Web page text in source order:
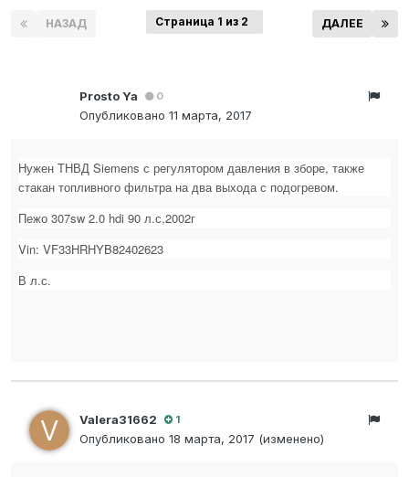
НАЗАД ДАЛЕЕ
Страница 1 из 2
Prosto Ya 0
Опубликовано 11 марта, 2017
Нужен ТНВД Siemens с регулятором давления в зборе, также
стакан топливного фильтра на два выхода с подогревом.
Пежо 307sw 2.0 hdi 90 л.с,2002г
Vin: VF33HRHYB82402623
В л.с.
Valera31662 1
Опубликовано 18 марта, 2017 (изменено)